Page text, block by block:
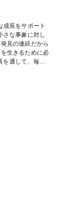
成長をサポート
さな事象に対し
見の連続だから
生きるために必
を通して、毎日
遊びたい」「使